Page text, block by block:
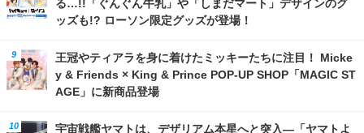
る…!!「ぐんぐん牛乳」や「しまだマート」デザインのグ
ッズも!? ローソン限定グッズが登場！
王冠やティアラを身に着けたミッキーたちに注目！ Micke
y & Friends × King & Prince POP-UP SHOP「MAGIC ST
AGE」に新商品登場
宇宙戦艦ヤマトは、デザリアム本星へと突入―「ヤマトよ